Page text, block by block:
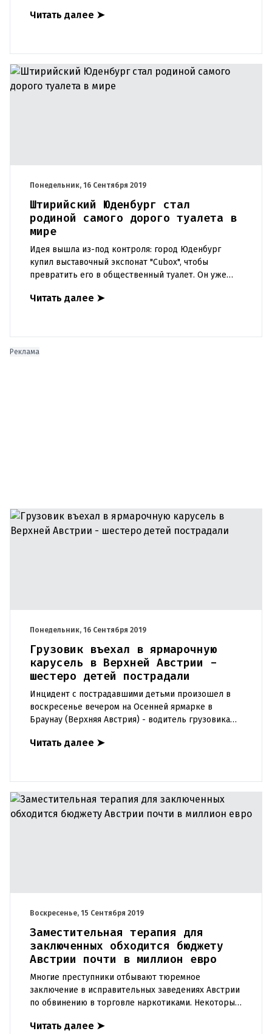
параллельно ей. Термин впервые п
Читать далее ➤
Понедельник, 16 Сентября 2019
Штирийский Юденбург стал
родиной самого дорого туалета в
мире
Идея вышла из-под контроля: город Юденбург
купил выставочный экспонат "Cubox", чтобы
превратить его в общественный туалет. Он уже
налоговой инспекции) рядом
Читать далее ➤
Реклама
Понедельник, 16 Сентября 2019
Грузовик въехал в ярмарочную
карусель в Верхней Австрии -
шестеро детей пострадали
Инцидент с пострадавшими детьми произошел в
воскресенье вечером на Осенней ярмарке в
Браунау (Верхняя Австрия) - водитель грузовика
результате чего было ранено
Читать далее ➤
Воскресенье, 15 Сентября 2019
Заместительная терапия для
заключенных обходится бюджету
Австрии почти в миллион евро
Многие преступники отбывают тюремное
заключение в исправительных заведениях Австрии
по обвинению в торговле наркотиками. Некоторые
большинство из них уже зави
Читать далее ➤